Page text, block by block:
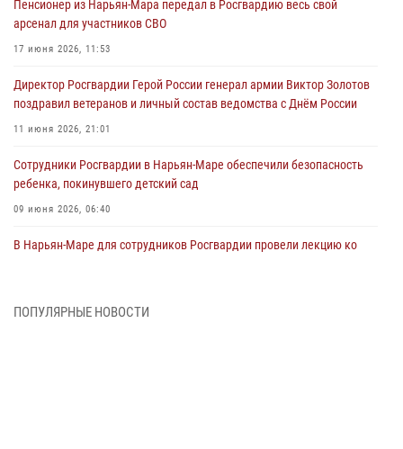
Пенсионер из Нарьян-Мара передал в Росгвардию весь свой
арсенал для участников СВО
17 июня 2026, 11:53
Директор Росгвардии Герой России генерал армии Виктор Золотов
поздравил ветеранов и личный состав ведомства с Днём России
11 июня 2026, 21:01
Сотрудники Росгвардии в Нарьян-Маре обеспечили безопасность
ребенка, покинувшего детский сад
09 июня 2026, 06:40
В Нарьян-Маре для сотрудников Росгвардии провели лекцию ко
ПОПУЛЯРНЫЕ НОВОСТИ